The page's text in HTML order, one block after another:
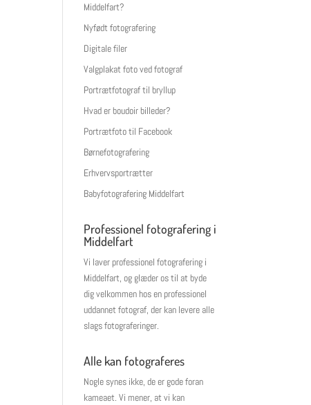
Middelfart?
Nyfødt fotografering
Digitale filer
Valgplakat foto ved fotograf
Portrætfotograf til bryllup
Hvad er boudoir billeder?
Portrætfoto til Facebook
Børnefotografering
Erhvervsportrætter
Babyfotografering Middelfart
Professionel fotografering i
Middelfart
Vi laver professionel fotografering i
Middelfart, og glæder os til at byde
dig velkommen hos en professionel
uddannet fotograf, der kan levere alle
slags fotograferinger.
Alle kan fotograferes
Nogle synes ikke, de er gode foran
kameaet. Vi mener, at vi kan